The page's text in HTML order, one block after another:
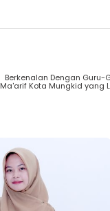
Berkenalan Dengan Guru-
Ma'arif Kota Mungkid yang